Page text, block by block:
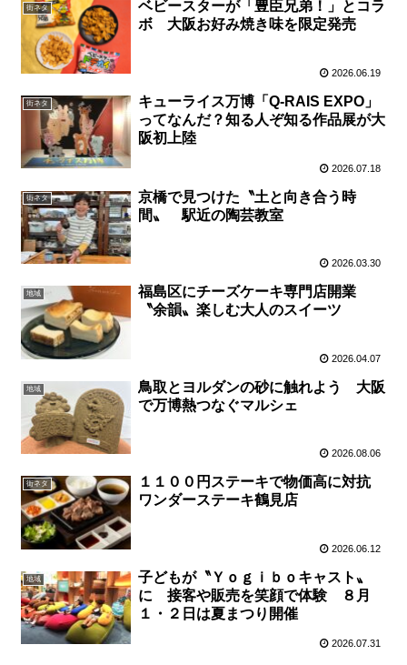
街ネタ
ベビースターが「豊臣兄弟！」とコラ
ボ 大阪お好み焼き味を限定発売
2026.06.19
街ネタ
キューライス万博「Q-RAIS EXPO」
ってなんだ？知る人ぞ知る作品展が大
阪初上陸
2026.07.18
街ネタ
京橋で見つけた〝土と向き合う時
間〟 駅近の陶芸教室
2026.03.30
地域
福島区にチーズケーキ専門店開業
〝余韻〟楽しむ大人のスイーツ
2026.04.07
地域
鳥取とヨルダンの砂に触れよう 大阪
で万博熱つなぐマルシェ
2026.08.06
街ネタ
１１００円ステーキで物価高に対抗
ワンダーステーキ鶴見店
2026.06.12
地域
子どもが〝Ｙｏｇｉｂｏキャスト〟
に 接客や販売を笑顔で体験 ８月
１・２日は夏まつり開催
2026.07.31